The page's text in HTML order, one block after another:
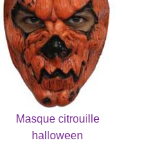
Masque citrouille
halloween